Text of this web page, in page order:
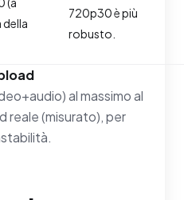
720p30 è più
robusto.
al massimo al
reale (misurato), per